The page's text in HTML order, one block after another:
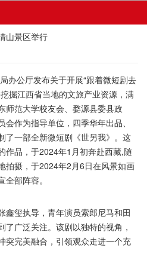
山景区举行
公厅发布关于开展“跟着微短剧去
掘江西省当地的文旅产业资源，满
师范大学校友会、婺源县委县政
作为指导单位，四季华年出品、
了一部全新微短剧《世另我》。这
作品，于2024年1月初奔赴西藏,随
拍摄，于2024年2月6日在风景如画
部阵容。
玺执导，青年演员索郎尼马和田
广泛关注。该剧以独特的视角，
突完美融合，引领观众走进一个充